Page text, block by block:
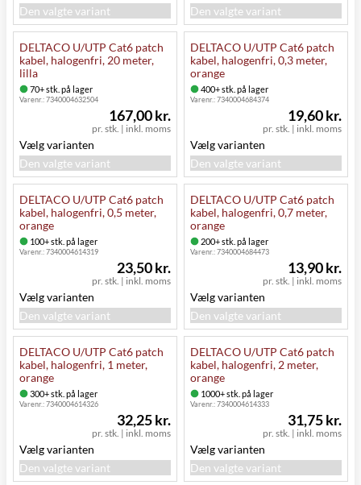
Den valgte variant
Den valgte variant
DELTACO U/UTP Cat6 patch
kabel, halogenfri, 20 meter,
lilla
70+ stk. på lager
Varenr.:7340004632504
pr. stk. | inkl. moms
167,00 kr.
Vælg varianten
Den valgte variant
DELTACO U/UTP Cat6 patch
kabel, halogenfri, 0,3 meter,
orange
400+ stk. på lager
Varenr.:7340004684374
pr. stk. | inkl. moms
19,60 kr.
Vælg varianten
Den valgte variant
DELTACO U/UTP Cat6 patch
kabel, halogenfri, 0,5 meter,
orange
100+ stk. på lager
Varenr.:7340004614319
pr. stk. | inkl. moms
23,50 kr.
Vælg varianten
Den valgte variant
DELTACO U/UTP Cat6 patch
kabel, halogenfri, 0,7 meter,
orange
200+ stk. på lager
Varenr.:7340004684473
pr. stk. | inkl. moms
13,90 kr.
Vælg varianten
Den valgte variant
DELTACO U/UTP Cat6 patch
kabel, halogenfri, 1 meter,
orange
300+ stk. på lager
Varenr.:7340004614326
pr. stk. | inkl. moms
32,25 kr.
Vælg varianten
Den valgte variant
DELTACO U/UTP Cat6 patch
kabel, halogenfri, 2 meter,
orange
1000+ stk. på lager
Varenr.:7340004614333
pr. stk. | inkl. moms
31,75 kr.
Vælg varianten
Den valgte variant